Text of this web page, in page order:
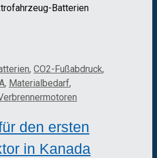
Batterien
, CO2-Fußabdruck,
, Materialbedarf,
den ersten
in Kanada